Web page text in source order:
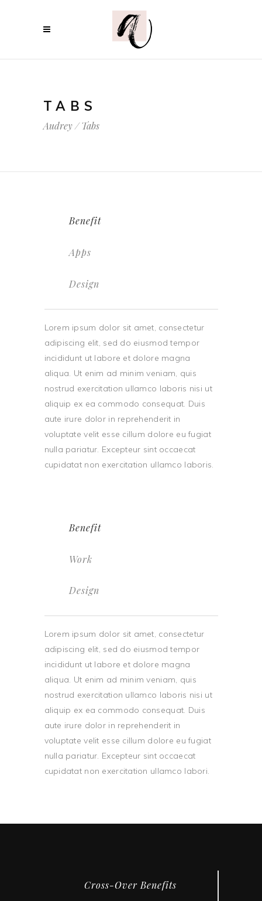
TABS
Audrey/Tabs
Benefit
Apps
Design
Lorem ipsum dolor sit amet, consectetur
adipiscing elit, sed do eiusmod tempor
incididunt ut labore et dolore magna
aliqua. Ut enim ad minim veniam, quis
nostrud exercitation ullamco laboris nisi ut
aliquip ex ea commodo consequat. Duis
aute irure dolor in reprehenderit in
voluptate velit esse cillum dolore eu fugiat
nulla pariatur. Excepteur sint occaecat
cupidatat non exercitation ullamco laboris.
Benefit
Work
Design
Lorem ipsum dolor sit amet, consectetur
adipiscing elit, sed do eiusmod tempor
incididunt ut labore et dolore magna
aliqua. Ut enim ad minim veniam, quis
nostrud exercitation ullamco laboris nisi ut
aliquip ex ea commodo consequat. Duis
aute irure dolor in reprehenderit in
voluptate velit esse cillum dolore eu fugiat
nulla pariatur. Excepteur sint occaecat
cupidatat non exercitation ullamco labori.
Cross-Over Benefits